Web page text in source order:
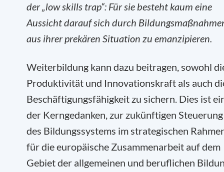
der „low skills trap“: Für sie besteht kaum eine
Aussicht darauf sich durch
aus ihrer prekären Situation zu emanzipieren.
Weiterbildung kann dazu beitragen, sowohl
Produktivität und Innovationskraft als auch
Beschäftigungsfähigkeit zu sichern. Dies ist
der Kerngedanken, zur zukünftigen Steuerung
des Bildungssystems im strategischen
für die europäische Zusammenarbeit auf dem
Gebiet der allgemeinen und beruflichen